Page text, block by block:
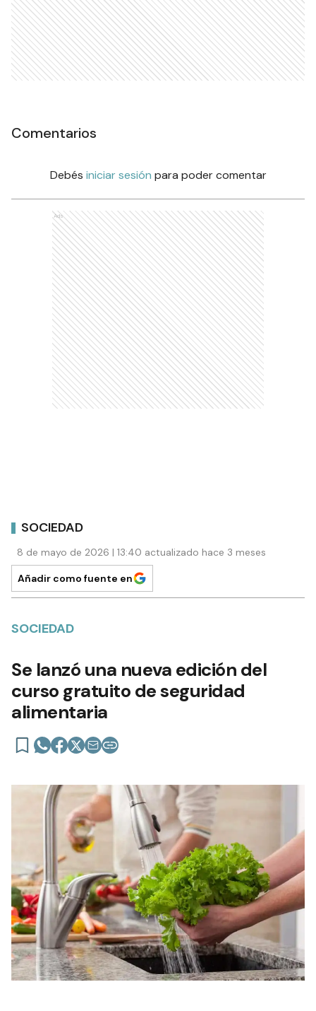
Comentarios
Debés iniciar sesión para poder comentar
Ads
SOCIEDAD
8 de mayo de 2026 | 13:40 actualizado hace 3 meses
Añadir como fuente en
SOCIEDAD
Se lanzó una nueva edición del
curso gratuito de seguridad
alimentaria